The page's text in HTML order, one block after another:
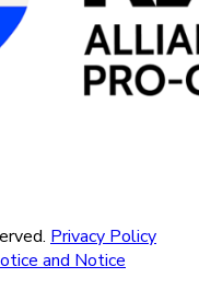
Privacy Policy
and Notice